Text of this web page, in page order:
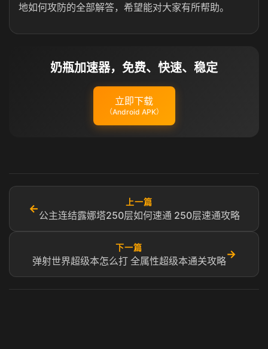
地如何攻防的全部解答，希望能对大家有所帮助。
奶瓶加速器，免费、快速、稳定
立即下载
（Android APK）
←
上一篇
公主连结露娜塔250层如何速通 250层速通攻略
下一篇
弹射世界超级本怎么打 全属性超级本通关攻略
→